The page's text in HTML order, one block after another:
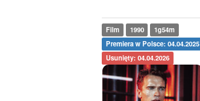
Film 1990
1g54m
Premiera w Polsce: 04.04.2025
Usunięty: 04.04.2026